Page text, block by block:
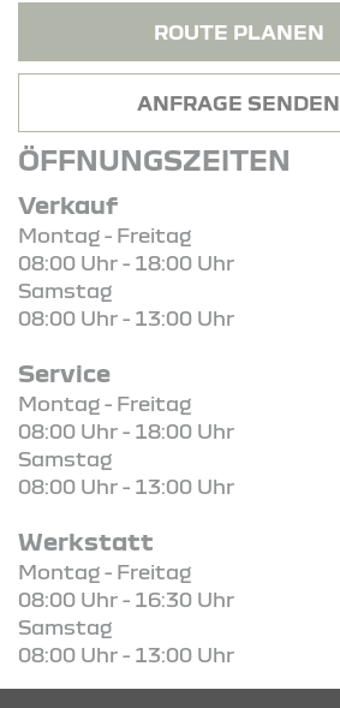
ROUTE PLANEN
ANFRAGE SENDEN
ÖFFNUNGSZEITEN
Verkauf
Montag - Freitag
08:00 Uhr - 18:00 Uhr
Samstag
08:00 Uhr - 13:00 Uhr
Service
Montag - Freitag
08:00 Uhr - 18:00 Uhr
Samstag
08:00 Uhr - 13:00 Uhr
Werkstatt
Montag - Freitag
08:00 Uhr - 16:30 Uhr
Samstag
08:00 Uhr - 13:00 Uhr